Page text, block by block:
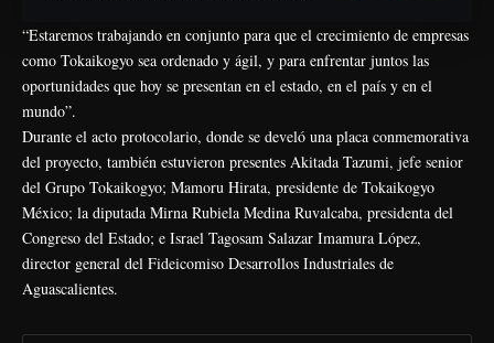
“Estaremos trabajando en conjunto para que el crecimiento de empresas
como Tokaikogyo sea ordenado y ágil, y para enfrentar juntos las
oportunidades que hoy se presentan en el estado, en el país y en el
mundo”.
Durante el acto protocolario, donde se develó una placa conmemorativa
del proyecto, también estuvieron presentes Akitada Tazumi, jefe senior
del Grupo Tokaikogyo; Mamoru Hirata, presidente de Tokaikogyo
México; la diputada Mirna Rubiela Medina Ruvalcaba, presidenta del
Congreso del Estado; e Israel Tagosam Salazar Imamura López,
director general del Fideicomiso Desarrollos Industriales de
Aguascalientes.